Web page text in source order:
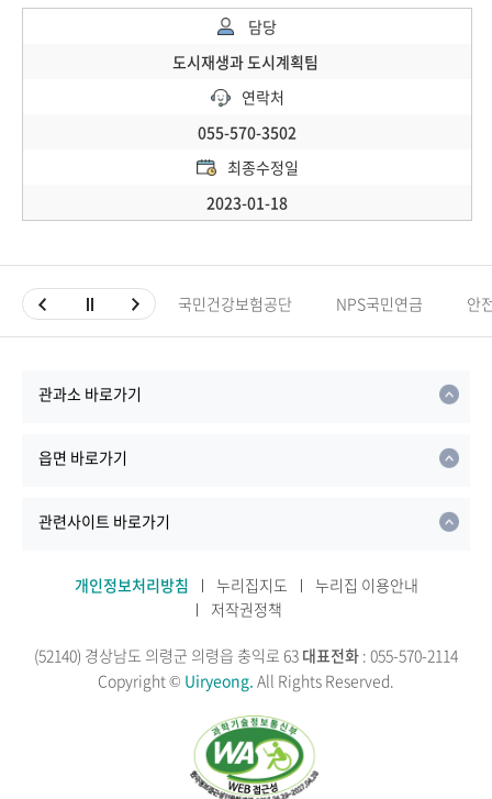
담당
도시재생과 도시계획팀
연락처
055-570-3502
최종수정일
2023-01-18
국민건강보험공단 NPS국민연금 안
관과소 바로가기
읍면 바로가기
관련사이트 바로가기
개인정보처리방침 누리집지도
누리집 이용안내
저작권정책
(52140) 경상남도 의령군 의령읍 충익로 63 대표전화 : 055-570-2114
Copyright © Uiryeong. All Rights Reserved.